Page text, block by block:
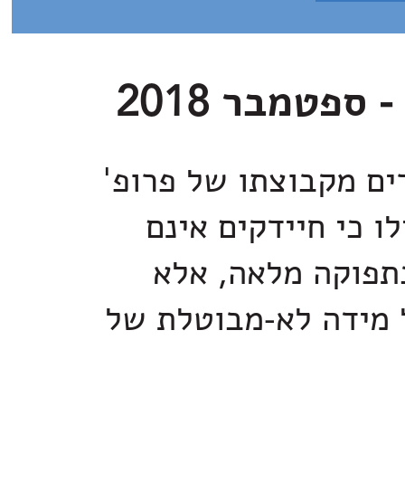
מקבוצתו של פרופ'
כי חיידקים אינם
מלאה, אלא
מידה לא-מבוטלת של